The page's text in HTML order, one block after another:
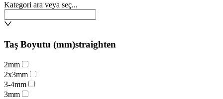
Kategori ara veya seç...
Taş Boyutu (mm)straighten
2mm
2x3mm
3-4mm
3mm